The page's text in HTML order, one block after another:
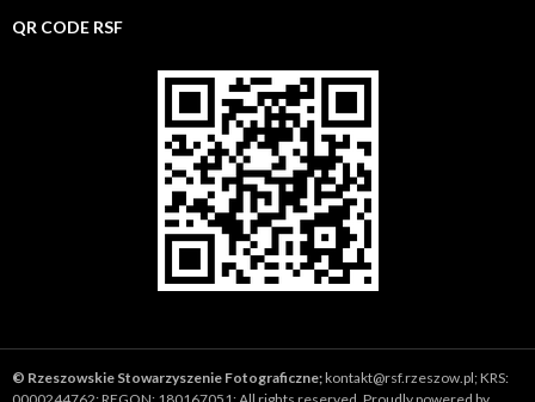
QR CODE RSF
© Rzeszowskie Stowarzyszenie Fotograficzne;kontakt@rsf.rzeszow.pl;KRS: